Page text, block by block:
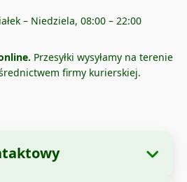
– Niedziela, 08:00 – 22:00
Przesyłki wysyłamy na terenie
firmy kurierskiej.